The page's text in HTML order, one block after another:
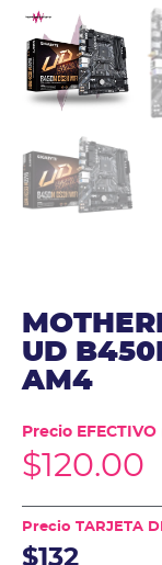
UD
AM4
Precio
$120.00
Precio TARJETA
$132